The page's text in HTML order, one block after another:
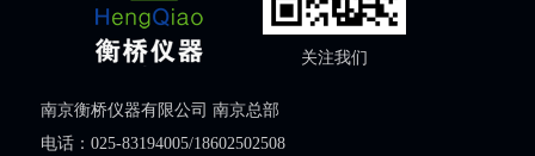
关注我们
南京衡桥仪器有限公司 南京总部
电话：025-83194005/18602502508